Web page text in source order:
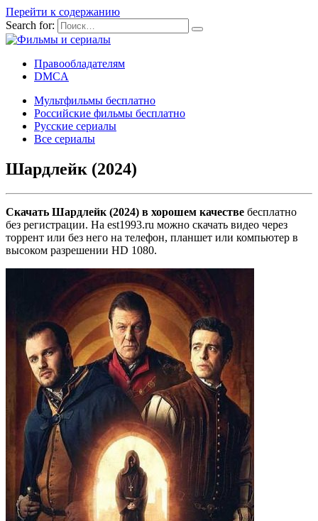
Перейти к содержанию
Search for:
Правообладателям
DMCA
Мультфильмы бесплатно
Российские фильмы бесплатно
Русские сериалы
Все сериалы
Шардлейк (2024)
Скачать Шардлейк (2024) в хорошем качестве бесплатно
без регистрации. На est1993.ru можно скачать видео через
торрент или без него на телефон, планшет или компьютер в
высоком разрешении HD 1080.